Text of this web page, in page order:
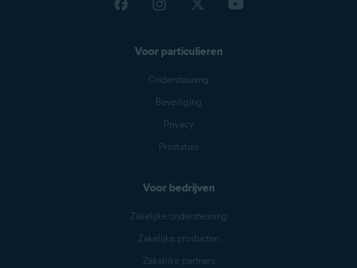
Voor particulieren
Ondersteuning
Beveiliging
Privacy
Prestaties
Voor bedrijven
Zakelijke ondersteuning
Zakelijke producten
Zakelijke partners